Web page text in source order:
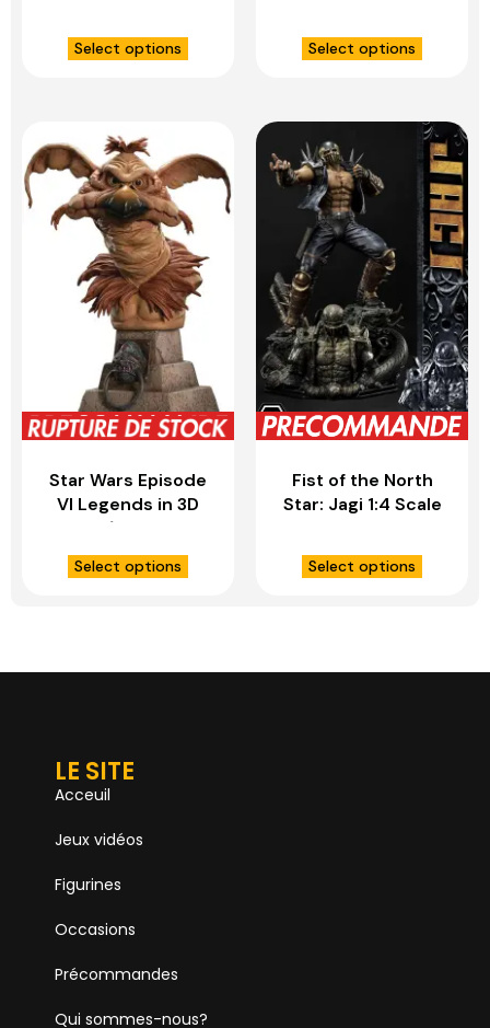
1/4 The Ghoul
Deluxe Version –
Select options
1/4 Marisa Ultimate
Bonus Version –
Select options
Star Wars Episode
VI Legends in 3D
buste 1/2 Salacious
B. Crumb – GENTLE
GIANT
Select options
Fist of the North
Star: Jagi 1:4 Scale
STUDIO
Select options
LE SITE
Acceuil
Jeux vidéos
Figurines
Occasions
Précommandes
Qui sommes-nous?